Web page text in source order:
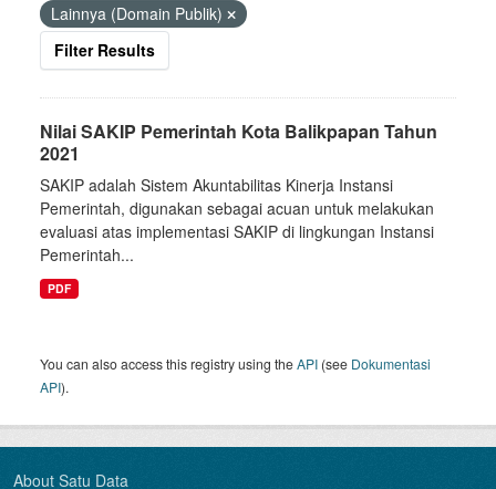
Lainnya (Domain Publik)
Filter Results
Nilai SAKIP Pemerintah Kota Balikpapan Tahun
2021
SAKIP adalah Sistem Akuntabilitas Kinerja Instansi
Pemerintah, digunakan sebagai acuan untuk melakukan
evaluasi atas implementasi SAKIP di lingkungan Instansi
Pemerintah...
PDF
You can also access this registry using theAPI (see Dokumentasi
API).
About Satu Data